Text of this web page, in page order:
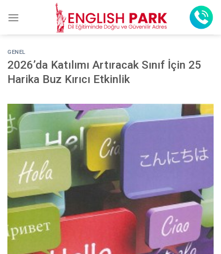
GENEL
2026’da Katılımı Artıracak Sınıf İçin 25
Harika Buz Kırıcı Etkinlik